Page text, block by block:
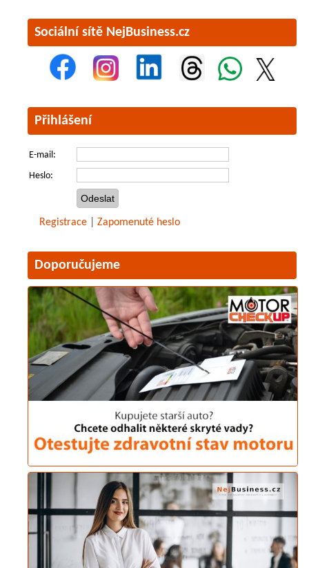
Sociální sítě NejBusiness.cz
Přihlášení
E-mail:
Heslo:
Registrace Zapomenuté heslo
Doporučujeme